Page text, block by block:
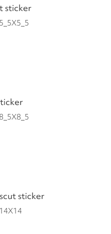
sticker
sticker